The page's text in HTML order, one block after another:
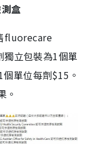
盒
fluorecare
獨立包裝為1個單
單位每劑$15。
。